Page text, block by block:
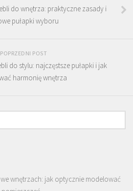
do wnętrza: praktyczne zasady i
pułapki wyboru
POPRZEDNI POST
do stylu: najczęstsze pułapki i jak
harmonię wnętrza
wnętrzach: jak optycznie modelować